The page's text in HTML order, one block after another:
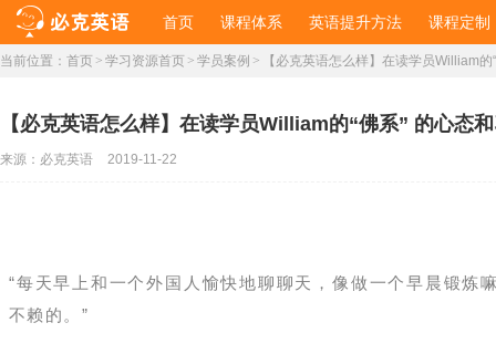
首页 课程体系 英语提升方法 课程定制
当前位置： 首页 > 学习资源首页 > 学员案例 > 【必克英语怎么样】在读学员William的
【必克英语怎么样】在读学员William的“佛系” 的心态
来源： 必克英语 2019-11-22
“每天早上和一个外国人愉快地聊聊天，像做一个早晨锻炼
不赖的。”